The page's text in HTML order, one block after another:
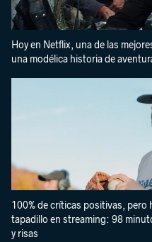
Hoy en Netflix, una de las
una modélica historia de
100% de críticas positivas, pero
tapadillo en streaming: 98
y risas